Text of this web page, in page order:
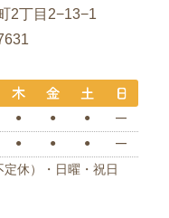
2丁目2−13−1
● ● ● ―
● ● ● ―
定休）・日曜・祝日